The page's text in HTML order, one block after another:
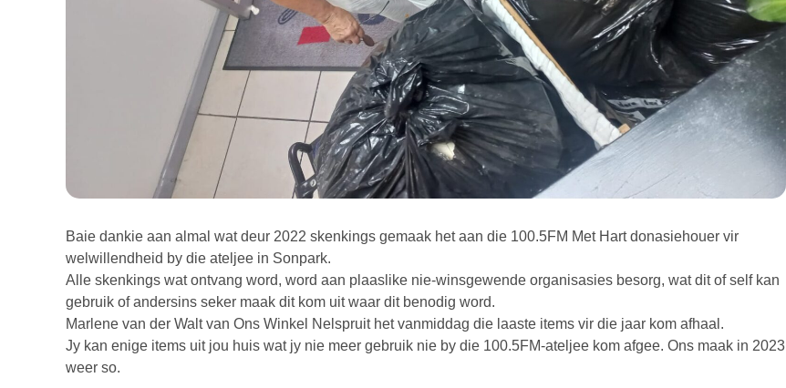
Baie dankie aan almal wat deur 2022 skenkings gemaak het aan die 100.5FM Met Hart donasiehouer vir
welwillendheid by die ateljee in Sonpark.
Alle skenkings wat ontvang word, word aan plaaslike nie-winsgewende organisasies besorg, wat dit of self kan
gebruik of andersins seker maak dit kom uit waar dit benodig word.
Marlene van der Walt van Ons Winkel Nelspruit het vanmiddag die laaste items vir die jaar kom afhaal.
Jy kan enige items uit jou huis wat jy nie meer gebruik nie by die 100.5FM-ateljee kom afgee. Ons maak in 2023
weer so.